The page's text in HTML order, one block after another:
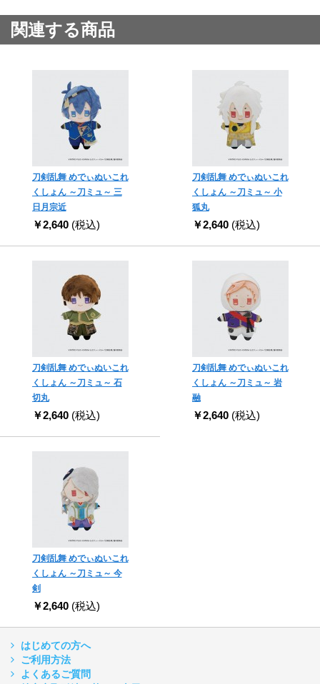
関連する商品
刀剣乱舞 めでぃぬいこれ
くしょん ～刀ミュ～ 三
日月宗近
￥2,640 (税込)
刀剣乱舞 めでぃぬいこれ
くしょん ～刀ミュ～ 小
狐丸
￥2,640 (税込)
刀剣乱舞 めでぃぬいこれ
くしょん ～刀ミュ～ 石
切丸
￥2,640 (税込)
刀剣乱舞 めでぃぬいこれ
くしょん ～刀ミュ～ 岩
融
￥2,640 (税込)
刀剣乱舞 めでぃぬいこれ
くしょん ～刀ミュ～ 今
剣
￥2,640 (税込)
はじめての方へ
ご利用方法
よくあるご質問